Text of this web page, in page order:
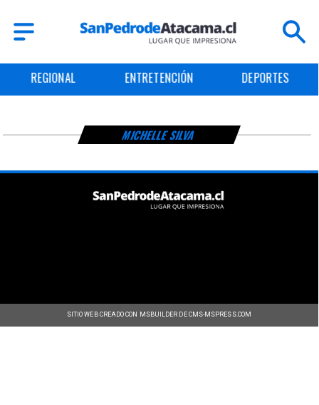
REGIONAL ENTRETENCIÓN DEPORTES
MICHELLE SILVA
SITIO WEB CREADO CON MSBUILDER DE CMS-MSPRESS.COM